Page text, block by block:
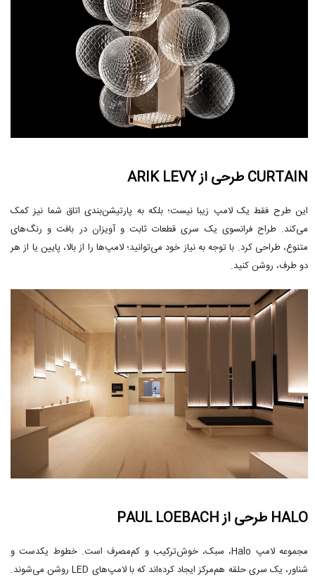
CURTAIN طرحی از ARIK LEVY
این طرح فقط یک لامپ زیبا نیست؛ بلکه به پارتیشن‌بندی اتاق شما نیز کمک
می‌کند. طراح فرانسوی یک سری قطعات ثابت و آویزان در بافت و رنگ‌های
متنوع، طراحی کرد. با توجه به نیاز خود می‌توانید؛ لامپ‌ها را از بالا، پایین یا از هر
دو طرف، روشن کنید.
HALO طرحی از PAUL LOEBACH
مجموعه لامپ Halo، سبک، خوش‌ترکیب و کم‌مصرف است. خطوط یکدست و
شناور، یک سری حلقه هم‌مرکز ایجاد کرده‌اند که با لامپ‌های LED روشن می‌شوند.